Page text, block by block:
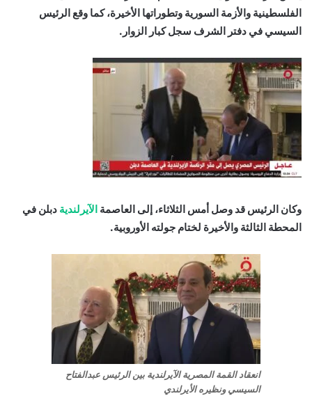
الفلسطينية والأزمة السورية وتطوراتها الأخيرة، كما وقع الرئيس
السيسي في دفتر الشرف سجل كبار الزوار.
وكان الرئيس قد وصل أمس الثلاثاء، إلى العاصمة الآيرلندية دبلن في
المحطة الثالثة والأخيرة لختام جولته الأوروبية.
انعقاد القمة المصرية الآيرلندية بين الرئيس عبدالفتاح
السيسي ونظيره الأيرلندي